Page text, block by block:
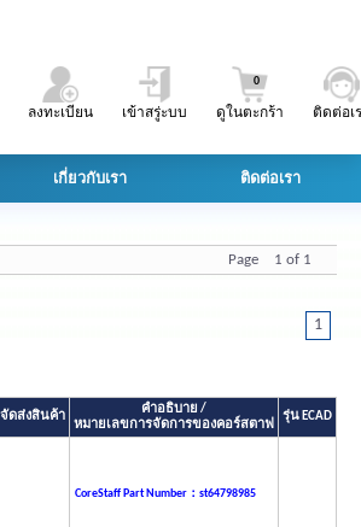
ลงทะเบียน เข้าสรู่ะบบ ดูในตะกร้า
0
ติดต่อเ
เกี่ยวกับเรา ติดต่อเรา
Page 1 of 1
1
จัดส่งสินค้า
คำอธิบาย /
หมายเลขการจัดการของคอร์สตาฟ
รุ่น ECAD
CoreStaff Part Number：st64798985